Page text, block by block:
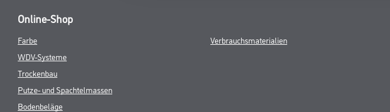
Online-Shop
Farbe
WDV-Systeme
Trockenbau
Putze- und Spachtelmassen
Bodenbeläge
Verbrauchsmaterialien